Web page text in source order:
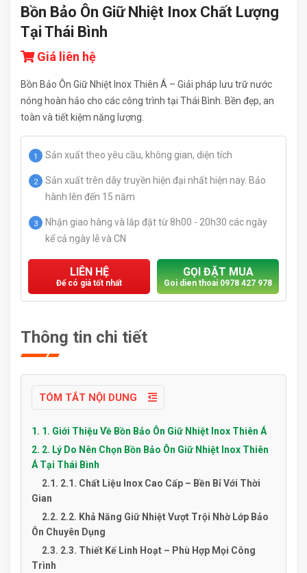
Bồn Bảo Ôn Giữ Nhiệt Inox Chất Lượng
Tại Thái Bình
Giá liên hệ
Bồn Bảo Ôn Giữ Nhiệt Inox Thiên Á – Giải pháp lưu trữ nước
nóng hoàn hảo cho các công trình tại Thái Bình. Bền đẹp, an
toàn và tiết kiệm năng lượng.
1 Sản xuất theo yêu cầu, không gian, diện tích
2
Sản xuất trên dây truyền hiện đại nhất hiện nay. Bảo
hành lên đến 15 năm
3
Nhận giao hàng và lắp đặt từ 8h00 - 20h30 các ngày
kể cả ngày lễ và CN
LIÊN HỆ
Để có giá tốt nhất
GỌI ĐẶT MUA
Goi dien thoai 0978 427 978
Thông tin chi tiết
TÓM TẮT NỘI DUNG
1. 1. Giới Thiệu Về Bồn Bảo Ôn Giữ Nhiệt Inox Thiên Á
2. 2. Lý Do Nên Chọn Bồn Bảo Ôn Giữ Nhiệt Inox Thiên
Á Tại Thái Bình
2.1. 2.1. Chất Liệu Inox Cao Cấp – Bền Bỉ Với Thời
Gian
2.2. 2.2. Khả Năng Giữ Nhiệt Vượt Trội Nhờ Lớp Bảo
Ôn Chuyên Dụng
2.3. 2.3. Thiết Kế Linh Hoạt – Phù Hợp Mọi Công
Trình